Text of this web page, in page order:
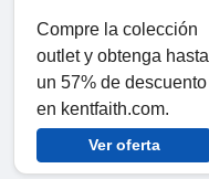
Compre la colección
outlet y obtenga hasta
un 57% de descuento
en kentfaith.com.
Ver oferta